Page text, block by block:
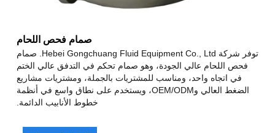
صمام فحص اللحام
توفر شركة Hebei Gongchuang Fluid Equipment Co., Ltd. صمام
فحص اللحام عالي الجودة، وهو صمام تحكم في التدفق عالي الختم
في اتجاه واحد، ومناسب للمشتريات بالجملة، ومشتريات مشاريع
الضغط العالي وOEM/ODM، ويستخدم على نطاق واسع في أنظمة
خطوط الأنابيب الدائمة.